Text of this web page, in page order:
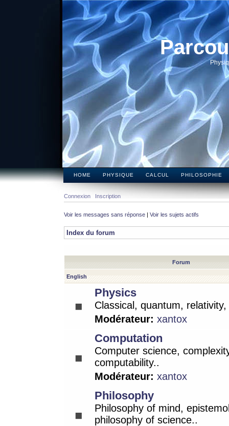
HOME PHYSIQUE CALCUL PHILOSOPHIE
Connexion Inscription
Voir les messages sans réponse | Voir les sujets actifs
Index du forum
Forum
English
Physics
Classical, quantum,
Modérateur: xantox
Computation
Computer science,
computability..
Modérateur: xantox
Philosophy
Philosophy of mind,
philosophy of science..